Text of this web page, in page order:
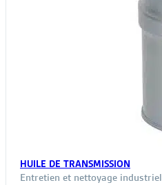
HUILE DE TRANSMISSION
Entretien et nettoyage industriel